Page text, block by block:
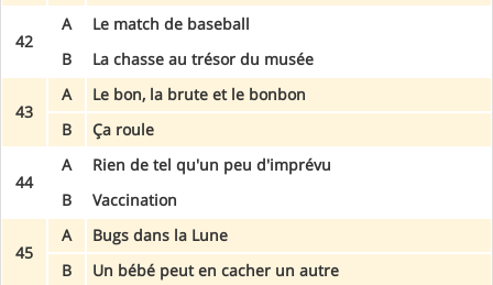
42
A
Le match de baseball
B
La chasse au trésor du musée
43
A
Le bon, la brute et le bonbon
B
Ça roule
44
A
Rien de tel qu'un peu d'imprévu
B
Vaccination
45
A
Bugs dans la Lune
B
Un bébé peut en cacher un autre